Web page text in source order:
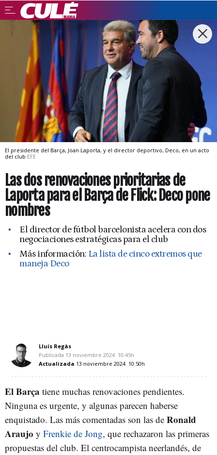
El presidente del Barça, Joan Laporta, y el director deportivo, Deco, en un acto
del club EFE
Las dos renovaciones prioritarias de
Laporta para el Barça de Flick: Deco pone
nombres
El director de fútbol barcelonista acelera con dos
negociaciones estratégicas para el club
Más información: La lista de cinco extremos que
maneja Deco
Lluís Regàs
Publicada 13 noviembre 2024 10:45h
Actualizada 13 noviembre 2024 10:50h
El Barça tiene muchas renovaciones pendientes.
Ninguna es urgente, y algunas parecen haberse
enquistado. Las más comentadas son las de Ronald
Araujo y Frenkie de Jong, que rechazaron las primeras
propuestas del club. El centrocampista neerlandés, de